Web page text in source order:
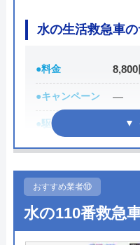
運営会社 株式
創業・設立
平成
所在地
富山
対応エリア
水の生活救急車
●料金 8,800
●キャンペーン ―
●駆けつけ時間 最短
●受付時間 8:00-
●定休日
●出張見積もり 出張
●支払い方法 現金
おすすめ業者⑩
水の110番救急